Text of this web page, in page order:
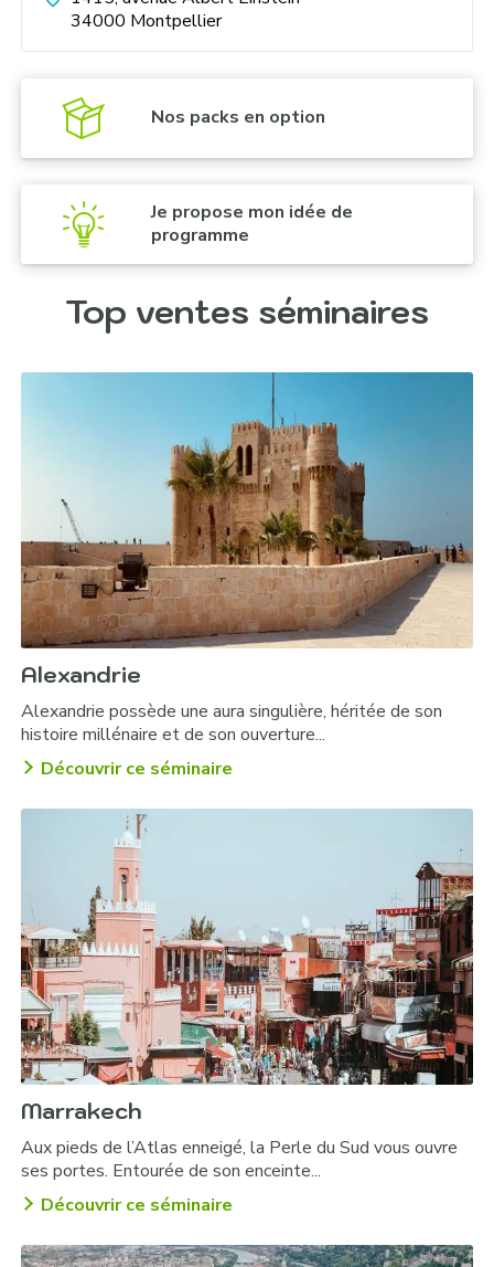
Diner gastronomique :
34000 Montpellier
Nos packs en option
Je propose mon idée de
programme
Top ventes séminaires
Alexandrie
Alexandrie possède une aura singulière, héritée de son
histoire millénaire et de son ouverture...
Découvrir ce séminaire
Marrakech
Aux pieds de l’Atlas enneigé, la Perle du Sud vous ouvre
ses portes. Entourée de son enceinte...
Découvrir ce séminaire